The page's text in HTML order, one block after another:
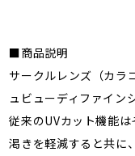
■商品説明
サークルレンズ（カラ
ュビューディファイン
従来のUVカット機能は
渇きを軽減すると共に